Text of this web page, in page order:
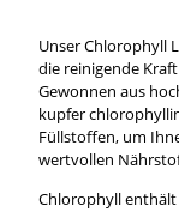
Unser Chlorophyll
die reinigende
Gewonnen aus
kupfer
Füllstoffen, um
wertvollen
Chlorophyll